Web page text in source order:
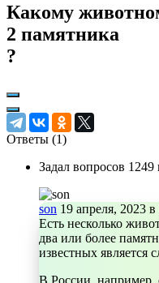
Какому
2 памятника
?
Ответы (1)
Задал вопросов 1249
son 19 апреля, 2023 в
Есть несколько
два или более
известных является
В России, например,